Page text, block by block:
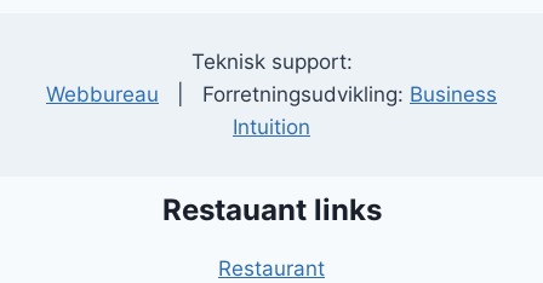
Teknisk support:
Webbureau | Forretningsudvikling: Business
Intuition
Restauant links
Restaurant